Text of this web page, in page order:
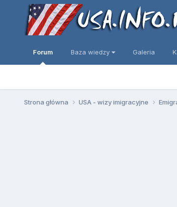
Forum Baza wiedzy Galeria
Strona główna USA - wizy imigracyjne